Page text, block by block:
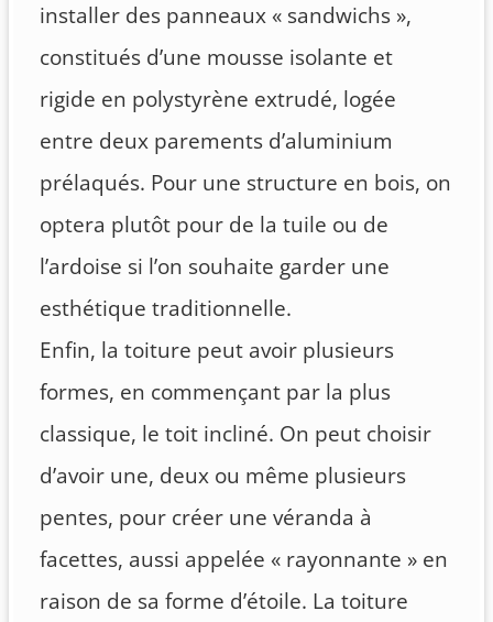
installer des panneaux « sandwichs »,
constitués d’une mousse isolante et
rigide en polystyrène extrudé, logée
entre deux parements d’aluminium
prélaqués. Pour une structure en bois, on
optera plutôt pour de la tuile ou de
l’ardoise si l’on souhaite garder une
esthétique traditionnelle.
Enfin, la toiture peut avoir plusieurs
formes, en commençant par la plus
classique, le toit incliné. On peut choisir
d’avoir une, deux ou même plusieurs
pentes, pour créer une véranda à
facettes, aussi appelée « rayonnante » en
raison de sa forme d’étoile. La toiture